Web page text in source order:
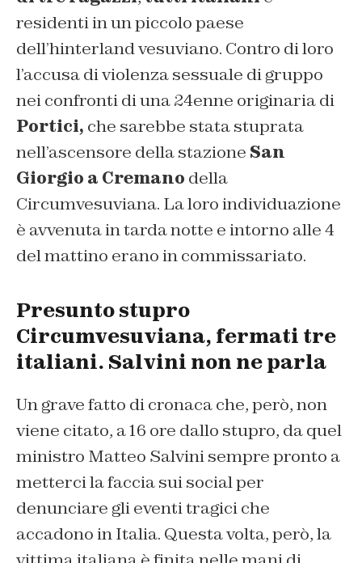
residenti in un piccolo paese
dell’hinterland vesuviano. Contro di loro
l’accusa di violenza sessuale di gruppo
nei confronti di una 24enne originaria di
Portici, che sarebbe stata stuprata
nell’ascensore della stazione San
Giorgio a Cremano della
Circumvesuviana. La loro individuazione
è avvenuta in tarda notte e intorno alle 4
del mattino erano in commissariato.
Presunto stupro
Circumvesuviana, fermati tre
italiani. Salvini non ne parla
Un grave fatto di cronaca che, però, non
viene citato, a 16 ore dallo stupro, da quel
ministro Matteo Salvini sempre pronto a
metterci la faccia sui social per
denunciare gli eventi tragici che
accadono in Italia. Questa volta, però, la